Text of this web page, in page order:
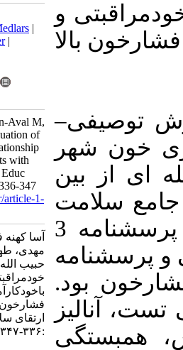
Download citation:
BibTeX
RIS | EndNote Medlars
|
ProCite
Reference Manager
|
asa kohneforoudi Z, Gholian-Aval M,
Tehrani H, Esmaily H. Evaluation of
Self-Care Status and Its Relationship
with Self-Efficacy of Patients with
Hypertension. Iran J Health Educ
Health Promot 2021; 8 (4) :336-347
URL:http://journal.ihepsa.ir/article-1-
1511-fa.html
آسا کهنه فرودی زهرا، قلیان اول
مهدی، طهرانی هادی، اسماعیلی
حبیب الله. بررسی وضعیت
خودمراقبتی و ارتباط آن
باخودکارآمدی بیماران مبتلا به
فشارخون بالا. آموزش بهداشت و